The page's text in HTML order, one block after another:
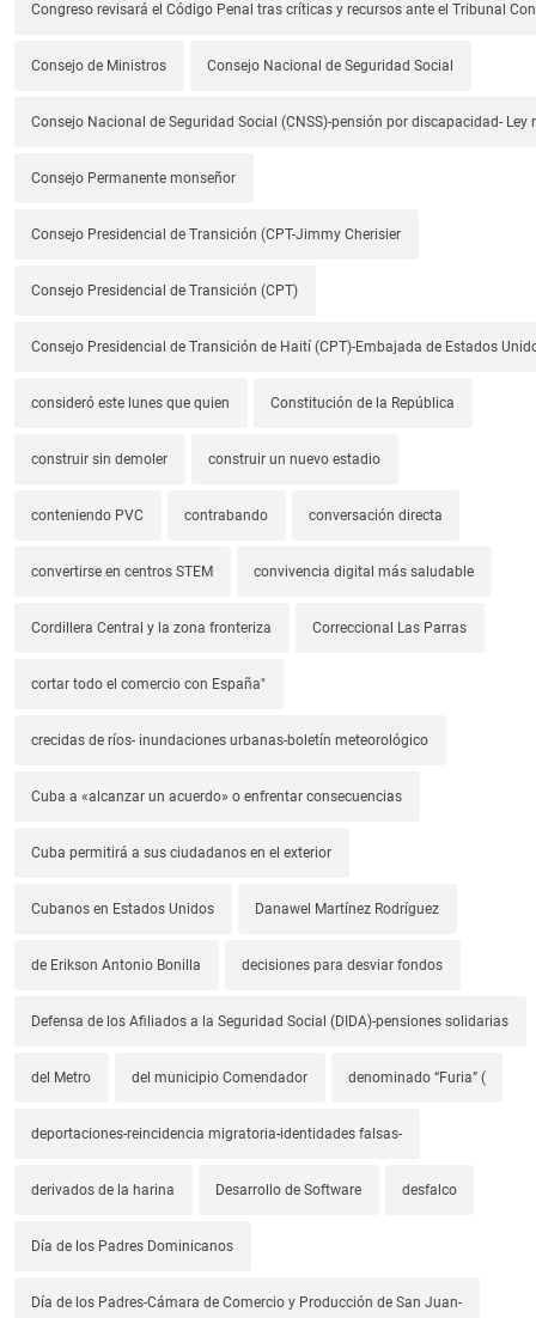
Congreso revisará el Código Penal tras críticas y recursos ante el Tribunal
Consejo de Ministros Consejo Nacional de Seguridad Social
Consejo Nacional de Seguridad Social (CNSS)-pensión por discapacidad- Ley
Consejo Permanente monseñor
Consejo Presidencial de Transición (CPT-Jimmy Cherisier
Consejo Presidencial de Transición (CPT)
Consejo Presidencial de Transición de Haití (CPT)-Embajada de Estados
consideró este lunes que quien Constitución de la República
construir sin demoler construir un nuevo estadio
conteniendo PVC contrabando conversación directa
convertirse en centros STEM convivencia digital más saludable
Cordillera Central y la zona fronteriza Correccional Las Parras
cortar todo el comercio con España"
crecidas de ríos- inundaciones urbanas-boletín meteorológico
Cuba a «alcanzar un acuerdo» o enfrentar consecuencias
Cuba permitirá a sus ciudadanos en el exterior
Cubanos en Estados Unidos Danawel Martínez Rodríguez
de Erikson Antonio Bonilla decisiones para desviar fondos
Defensa de los Afiliados a la Seguridad Social (DIDA)-pensiones solidarias
del Metro del municipio Comendador denominado “Furia” (
deportaciones-reincidencia migratoria-identidades falsas-
derivados de la harina Desarrollo de Software desfalco
Día de los Padres Dominicanos
Día de los Padres-Cámara de Comercio y Producción de San Juan-